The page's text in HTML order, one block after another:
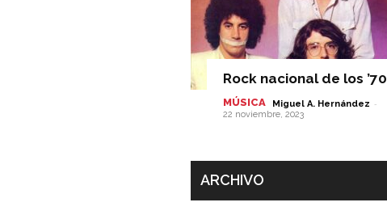
Rock nacional de los ’70
MÚSICA Miguel A. Hernández -
22 noviembre, 2023
ARCHIVO